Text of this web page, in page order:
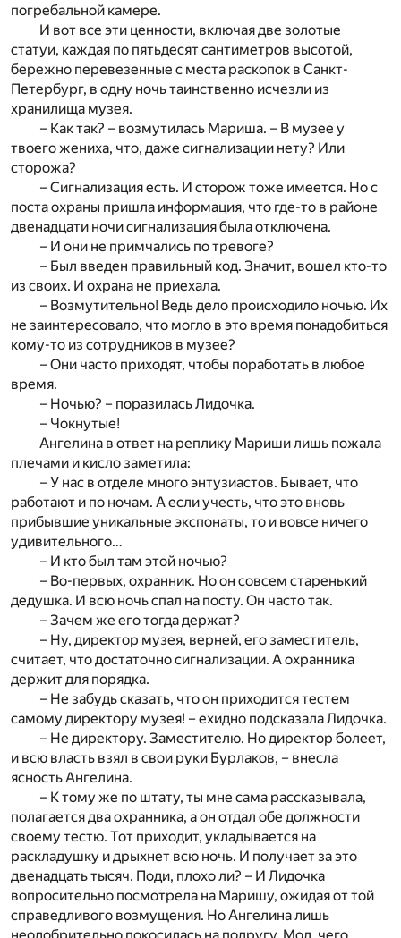
погребальной камере.
И вот все эти ценности, включая две золотые
статуи, каждая по пятьдесят сантиметров высотой,
бережно перевезенные с места раскопок в Санкт-
Петербург, в одну ночь таинственно исчезли из
хранилища музея.
– Как так? – возмутилась Мариша. – В музее у
твоего жениха, что, даже сигнализации нету? Или
сторожа?
– Сигнализация есть. И сторож тоже имеется. Но с
поста охраны пришла информация, что где-то в районе
двенадцати ночи сигнализация была отключена.
– И они не примчались по тревоге?
– Был введен правильный код. Значит, вошел кто-то
из своих. И охрана не приехала.
– Возмутительно! Ведь дело происходило ночью. Их
не заинтересовало, что могло в это время понадобиться
кому-то из сотрудников в музее?
– Они часто приходят, чтобы поработать в любое
время.
– Ночью? – поразилась Лидочка.
– Чокнутые!
Ангелина в ответ на реплику Мариши лишь пожала
плечами и кисло заметила:
– У нас в отделе много энтузиастов. Бывает, что
работают и по ночам. А если учесть, что это вновь
прибывшие уникальные экспонаты, то и вовсе ничего
удивительного…
– И кто был там этой ночью?
– Во-первых, охранник. Но он совсем старенький
дедушка. И всю ночь спал на посту. Он часто так.
– Зачем же его тогда держат?
– Ну, директор музея, верней, его заместитель,
считает, что достаточно сигнализации. А охранника
держит для порядка.
– Не забудь сказать, что он приходится тестем
самому директору музея! – ехидно подсказала Лидочка.
– Не директору. Заместителю. Но директор болеет,
и всю власть взял в свои руки Бурлаков, – внесла
ясность Ангелина.
– К тому же по штату, ты мне сама рассказывала,
полагается два охранника, а он отдал обе должности
своему тестю. Тот приходит, укладывается на
раскладушку и дрыхнет всю ночь. И получает за это
двенадцать тысяч. Поди, плохо ли? – И Лидочка
вопросительно посмотрела на Маришу, ожидая от той
справедливого возмущения. Но Ангелина лишь
неодобрительно покосилась на подругу. Мол, чего